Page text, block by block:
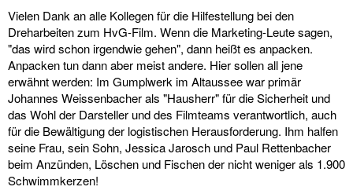
Vielen Dank an alle Kollegen für die Hilfestellung bei den
Dreharbeiten zum HvG-Film. Wenn die Marketing-Leute sagen,
"das wird schon irgendwie gehen", dann heißt es anpacken.
Anpacken tun dann aber meist andere. Hier sollen all jene
erwähnt werden: Im Gumplwerk im Altaussee war primär
Johannes Weissenbacher als "Hausherr" für die Sicherheit und
das Wohl der Darsteller und des Filmteams verantwortlich, auch
für die Bewältigung der logistischen Herausforderung. Ihm halfen
seine Frau, sein Sohn, Jessica Jarosch und Paul Rettenbacher
beim Anzünden, Löschen und Fischen der nicht weniger als 1.900
Schwimmkerzen!